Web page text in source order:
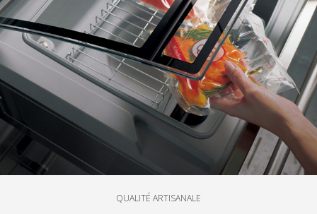
QUALITÉ ARTISANALE